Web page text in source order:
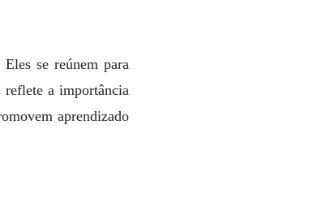
se reúnem para
reflete a importância
aprendizado